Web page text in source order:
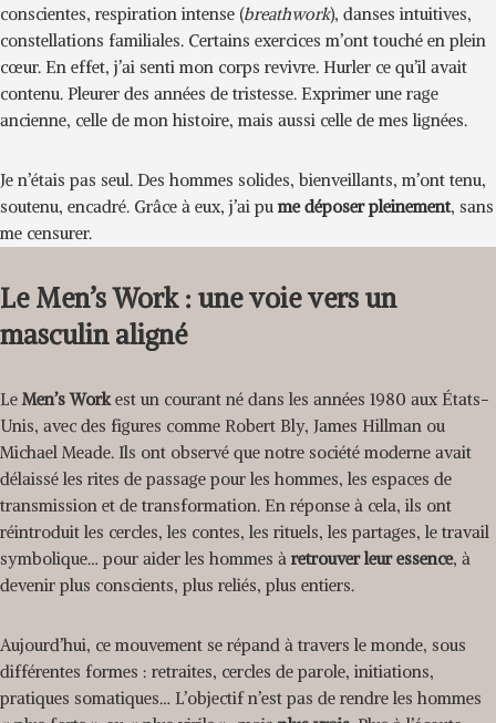
conscientes, respiration intense (breathwork), danses intuitives,
constellations familiales. Certains exercices m’ont touché en plein
cœur. En effet, j’ai senti mon corps revivre. Hurler ce qu’il avait
contenu. Pleurer des années de tristesse. Exprimer une rage
ancienne, celle de mon histoire, mais aussi celle de mes lignées.
Je n’étais pas seul. Des hommes solides, bienveillants, m’ont tenu,
soutenu, encadré. Grâce à eux, j’ai pume déposer pleinement, sans
me censurer.
Le Men’s Work : une voie vers un
masculin aligné
Le Men’s Workest un courant né dans les années 1980 aux États-
Unis, avec des figures comme Robert Bly, James Hillman ou
Michael Meade. Ils ont observé que notre société moderne avait
délaissé les rites de passage pour les hommes, les espaces de
transmission et de transformation. En réponse à cela, ils ont
réintroduit les cercles, les contes, les rituels, les partages, le travail
symbolique… pour aider les hommes à retrouver leur essence, à
devenir plus conscients, plus reliés, plus entiers.
Aujourd’hui, ce mouvement se répand à travers le monde, sous
différentes formes : retraites, cercles de parole, initiations,
pratiques somatiques… L’objectif n’est pas de rendre les hommes